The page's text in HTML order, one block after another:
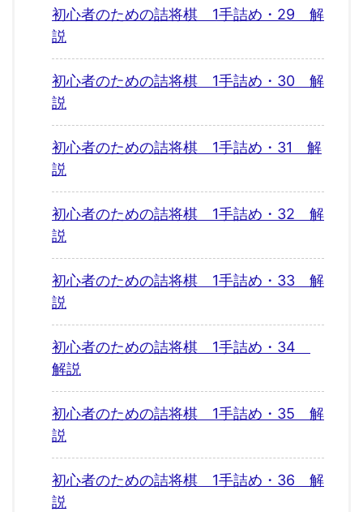
初心者のための詰将棋 1手詰め・29 解
説
初心者のための詰将棋 1手詰め・30 解
説
初心者のための詰将棋 1手詰め・31 解
説
初心者のための詰将棋 1手詰め・32 解
説
初心者のための詰将棋 1手詰め・33 解
説
初心者のための詰将棋 1手詰め・34
解説
初心者のための詰将棋 1手詰め・35 解
説
初心者のための詰将棋 1手詰め・36 解
説